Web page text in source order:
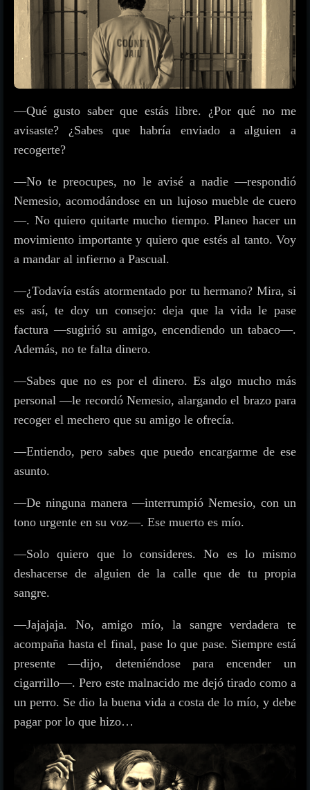
—Qué gusto saber que estás libre. ¿Por qué no me
avisaste? ¿Sabes que habría enviado a alguien a
recogerte?
—No te preocupes, no le avisé a nadie —respondió
Nemesio, acomodándose en un lujoso mueble de cuero
—. No quiero quitarte mucho tiempo. Planeo hacer un
movimiento importante y quiero que estés al tanto. Voy
a mandar al infierno a Pascual.
—¿Todavía estás atormentado por tu hermano? Mira, si
es así, te doy un consejo: deja que la vida le pase
factura —sugirió su amigo, encendiendo un tabaco—.
Además, no te falta dinero.
—Sabes que no es por el dinero. Es algo mucho más
personal —le recordó Nemesio, alargando el brazo para
recoger el mechero que su amigo le ofrecía.
—Entiendo, pero sabes que puedo encargarme de ese
asunto.
—De ninguna manera —interrumpió Nemesio, con un
tono urgente en su voz—. Ese muerto es mío.
—Solo quiero que lo consideres. No es lo mismo
deshacerse de alguien de la calle que de tu propia
sangre.
—Jajajaja. No, amigo mío, la sangre verdadera te
acompaña hasta el final, pase lo que pase. Siempre está
presente —dijo, deteniéndose para encender un
cigarrillo—. Pero este malnacido me dejó tirado como a
un perro. Se dio la buena vida a costa de lo mío, y debe
pagar por lo que hizo…